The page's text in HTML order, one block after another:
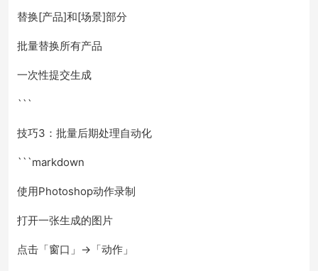
替换[产品]和[场景]部分
批量替换所有产品
一次性提交生成
```
技巧3：批量后期处理自动化
```markdown
使用Photoshop动作录制
打开一张生成的图片
点击「窗口」→「动作」